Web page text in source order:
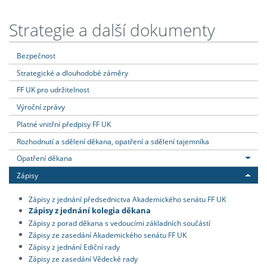
Strategie a další dokumenty
Bezpečnost
Strategické a dlouhodobé záměry
FF UK pro udržitelnost
Výroční zprávy
Platné vnitřní předpisy FF UK
Rozhodnutí a sdělení děkana, opatření a sdělení tajemníka
Opatření děkana
Zápisy
Zápisy z jednání předsednictva Akademického senátu FF UK
Zápisy z jednání kolegia děkana
Zápisy z porad děkana s vedoucími základních součástí
Zápisy ze zasedání Akademického senátu FF UK
Zápisy z jednání Ediční rady
Zápisy ze zasedání Vědecké rady